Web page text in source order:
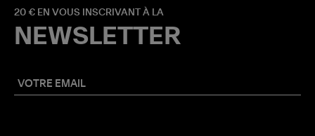
20 € EN VOUS INSCRIVANT À LA
NEWSLETTER